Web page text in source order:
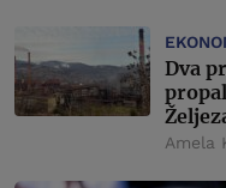
Dva
Amela